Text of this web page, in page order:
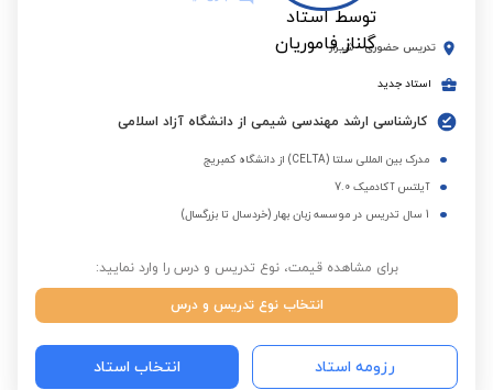
تدریس حضوری - شیراز
استاد جدید
کارشناسی ارشد مهندسی شیمی از دانشگاه آزاد اسلامی
مدرک بین المللی سلتا (CELTA) از دانشگاه کمبریج
آیلتس آکادمیک 7.0
1 سال تدریس در موسسه زبان بهار (خردسال تا بزرگسال)
برای مشاهده قیمت، نوع تدریس و درس را وارد نمایید:
انتخاب نوع تدریس و درس
رزومه استاد انتخاب استاد